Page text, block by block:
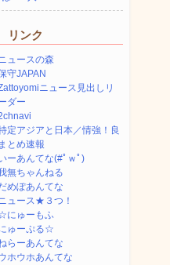
リンク
ュースの森
守JAPAN
ニュース見出しリ
ダー
定アジアと日本／情強！良
まとめ速報
ーあんてな(#ﾟｗﾟ)
無ちゃんねる
めぽあんてな
ュース★３つ！
にゅーもふ
ゅーぷる☆
らーあんてな
ホウホあんてな